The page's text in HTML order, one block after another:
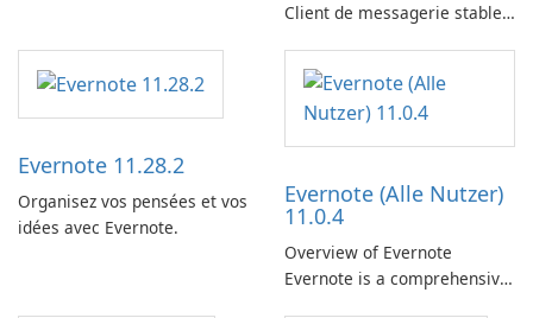
Client de messagerie stable,
l’entreprise
Evernote 11.28.2
Organisez vos pensées et vos
idées avec Evernote.
Evernote (Alle Nutzer)
11.0.4
Overview of Evernote
Evernote is a comprehensive